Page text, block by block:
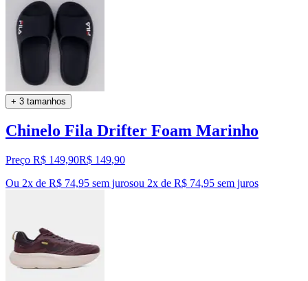
+ 3 tamanhos
Chinelo Fila Drifter Foam Marinho
Preço R$ 149,90R$ 149,90
Ou 2x de R$ 74,95 sem jurosou 2x de R$ 74,95 sem juros